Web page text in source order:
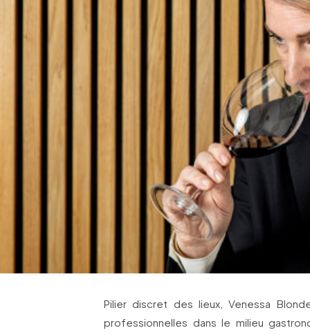
Pilier discret des lieux, Venessa
professionnelles dans le milieu